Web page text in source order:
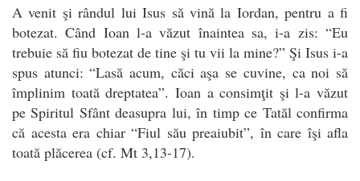
A venit şi rândul lui Isus să vină la Iordan, pentru a fi
botezat. Când Ioan l-a văzut înaintea sa, i-a zis: “Eu
trebuie să fiu botezat de tine şi tu vii la mine?” Şi Isus i-a
spus atunci: “Lasă acum, căci aşa se cuvine, ca noi să
împlinim toată dreptatea”. Ioan a consimţit şi l-a văzut
pe Spiritul Sfânt deasupra lui, în timp ce Tatăl confirma
că acesta era chiar “Fiul său preaiubit”, în care îşi afla
toată plăcerea (cf. Mt 3,13-17).